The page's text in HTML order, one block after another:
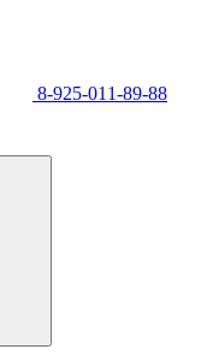
8-925-011-89-88